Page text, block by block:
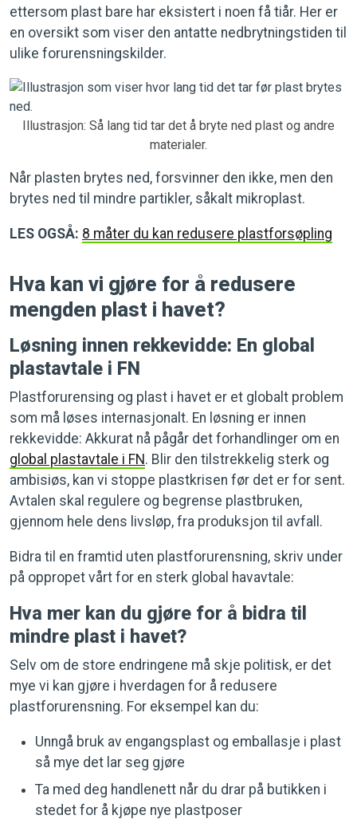
ettersom plast bare har eksistert i noen få tiår. Her er
en oversikt som viser den antatte nedbrytningstiden til
ulike forurensningskilder.
Illustrasjon: Så lang tid tar det å bryte ned plast og andre
materialer.
Når plasten brytes ned, forsvinner den ikke, men den
brytes ned til mindre partikler, såkalt mikroplast.
LES OGSÅ: 8 måter du kan redusere plastforsøpling
Hva kan vi gjøre for å redusere
mengden plast i havet?
Løsning innen rekkevidde: En global
plastavtale i FN
Plastforurensing og plast i havet er et globalt problem
som må løses internasjonalt. En løsning er innen
rekkevidde: Akkurat nå pågår det forhandlinger om en
global plastavtale i FN. Blir den tilstrekkelig sterk og
ambisiøs, kan vi stoppe plastkrisen før det er for sent.
Avtalen skal regulere og begrense plastbruken,
gjennom hele dens livsløp, fra produksjon til avfall.
Bidra til en framtid uten plastforurensning, skriv under
på oppropet vårt for en sterk global havavtale:
Hva mer kan du gjøre for å bidra til
mindre plast i havet?
Selv om de store endringene må skje politisk, er det
mye vi kan gjøre i hverdagen for å redusere
plastforurensning. For eksempel kan du:
Unngå bruk av engangsplast og emballasje i plast
så mye det lar seg gjøre
Ta med deg handlenett når du drar på butikken i
stedet for å kjøpe nye plastposer